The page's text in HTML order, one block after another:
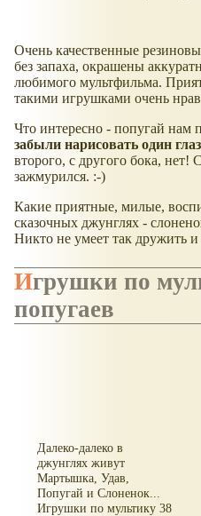
Очень качественные
без запаха, окрашены
любимого мультфильма.
такими игрушками очень
Что интересно - попугай нам
забыли нарисовать один
второго, с другого бока, нет!
зажмурился. :-)
Какие приятные, милые,
сказочных джунглях -
Никто не умеет так дружить
Игрушки по мультику 38
попугаев
Далеко-далеко в
джунглях живут
Мартышка, Удав,
Попугай и Слоненок...
Игрушки по мультику 38